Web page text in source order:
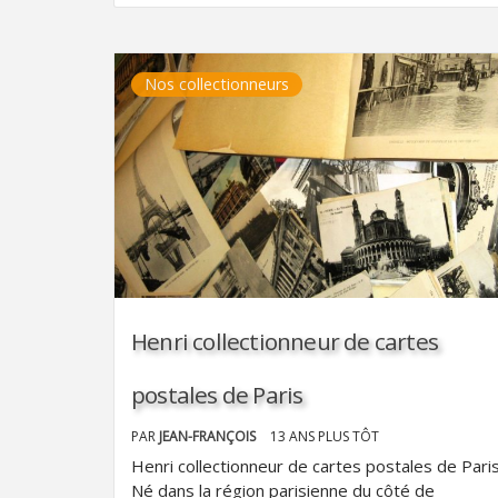
Nos collectionneurs
Henri collectionneur de cartes
postales de Paris
PAR JEAN-FRANÇOIS 13 ANS PLUS TÔT
Henri collectionneur de cartes postales de
Né dans la région parisienne du côté de